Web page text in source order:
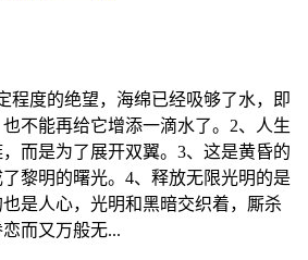
程度的绝望，海绵已经吸够了水，即
不能再给它增添一滴水了。2、人生
而是为了展开双翼。3、这是黄昏的
黎明的曙光。4、释放无限光明的是
是人心，光明和黑暗交织着，厮杀
而又万般无...